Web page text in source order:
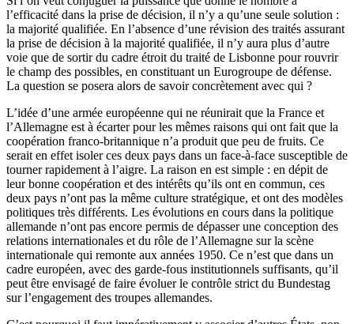
l’efficacité dans la prise de décision, il n’y a qu’une seule solution :
la majorité qualifiée. En l’absence d’une révision des traités assurant
la prise de décision à la majorité qualifiée, il n’y aura plus d’autre
voie que de sortir du cadre étroit du traité de Lisbonne pour rouvrir
le champ des possibles, en constituant un Eurogroupe de défense.
La question se posera alors de savoir concrètement avec qui ?
L’idée d’une armée européenne qui ne réunirait que la France et
l’Allemagne est à écarter pour les mêmes raisons qui ont fait que la
coopération franco-britannique n’a produit que peu de fruits. Ce
serait en effet isoler ces deux pays dans un face-à-face susceptible de
tourner rapidement à l’aigre. La raison en est simple : en dépit de
leur bonne coopération et des intérêts qu’ils ont en commun, ces
deux pays n’ont pas la même culture stratégique, et ont des modèles
politiques très différents. Les évolutions en cours dans la politique
allemande n’ont pas encore permis de dépasser une conception des
relations internationales et du rôle de l’Allemagne sur la scène
internationale qui remonte aux années 1950. Ce n’est que dans un
cadre européen, avec des garde-fous institutionnels suffisants, qu’il
peut être envisagé de faire évoluer le contrôle strict du Bundestag
sur l’engagement des troupes allemandes.